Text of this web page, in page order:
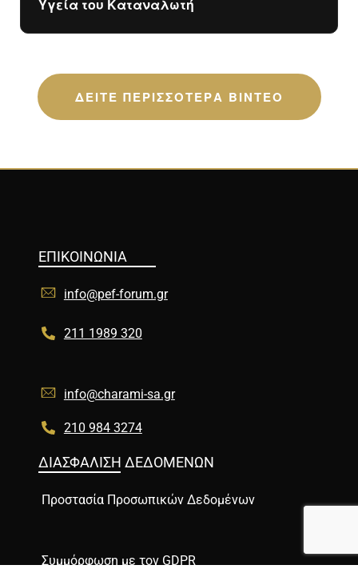
Υγεία του Καταναλωτή
ΔΕΙΤΕ ΠΕΡΙΣΣΟΤΕΡΑ ΒΙΝΤΕΟ
ΕΠΙΚΟΙΝΩΝΙΑ
info@pef-forum.gr
211 1989 320
info@charami-sa.gr
210 984 3274
ΔΙΑΣΦΑΛΙΣΗ ΔΕΔΟΜΕΝΩΝ
Προστασία Προσωπικών Δεδομένων
Συμμόρφωση με τον GDPR